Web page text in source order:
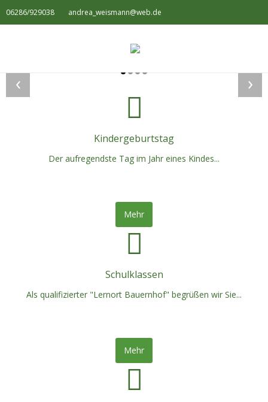
06286/929038 andrea_weismann@web.de
›
‹
Kindergeburtstag
Der aufregendste Tag im Jahr eines Kindes...
Mehr
Schulklassen
Als qualifizierter "Lernort Bauernhof" begrüßen wir Sie...
Mehr